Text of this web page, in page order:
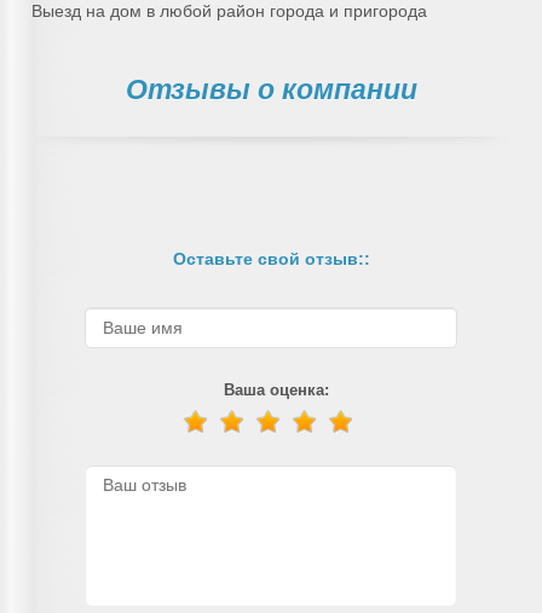
Выезд на дом в любой район города и пригорода
Отзывы о компании
Оставьте свой отзыв::
Ваша оценка: